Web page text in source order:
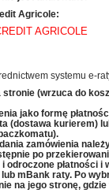
Agricole:
AGRICOLE
systemu e-
(wrzuca do
jako formę
(dostawa kurierem)
zamówienia
po
odroczone płatności i
mBank raty. Po
na jego stronę,